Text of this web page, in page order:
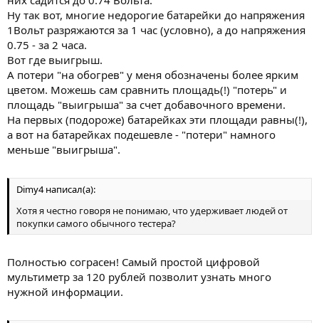
Ну так вот, многие недорогие батарейки до напряжения
1Вольт разряжаются за 1 час (условно), а до напряжения
0.75 - за 2 часа.
Вот где выигрыш.
А потери "на обогрев" у меня обозначены более ярким
цветом. Можешь сам сравнить площадь(!) "потерь" и
площадь "выигрыша" за счет добавочного времени.
На первых (подороже) батарейках эти площади равны(!),
а вот на батарейках подешевле - "потери" намного
меньше "выигрыша".
Dimy4 написал(а):
Хотя я честно говоря не понимаю, что удерживает людей от
покупки самого обычного тестера?
Полностью сограсен! Самый простой цифровой
мультиметр за 120 рублей позволит узнать много
нужной информации.